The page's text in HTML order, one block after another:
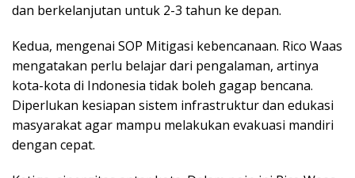
dan berkelanjutan untuk 2-3 tahun ke depan.
Kedua, mengenai SOP Mitigasi kebencanaan. Rico Waas
mengatakan perlu belajar dari pengalaman, artinya
kota-kota di Indonesia tidak boleh gagap bencana.
Diperlukan kesiapan sistem infrastruktur dan edukasi
masyarakat agar mampu melakukan evakuasi mandiri
dengan cepat.